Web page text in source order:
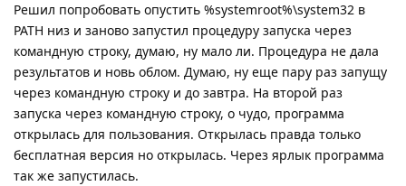
Решил попробовать опустить %systemroot%\system32 в
РАТН низ и заново запустил процедуру запуска через
командную строку, думаю, ну мало ли. Процедура не дала
результатов и новь облом. Думаю, ну еще пару раз запущу
через командную строку и до завтра. На второй раз
запуска через командную строку, о чудо, программа
открылась для пользования. Открылась правда только
бесплатная версия но открылась. Через ярлык программа
так же запустилась.